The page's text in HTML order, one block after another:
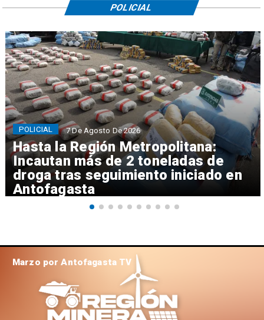
Hasta la Región Metropolitana:
Incautan más de 2 toneladas de
droga tras seguimiento iniciado en
Antofagasta
POLICIAL 7 De Agosto De 2026
POLICIAL
Marzo por Antofagasta TV